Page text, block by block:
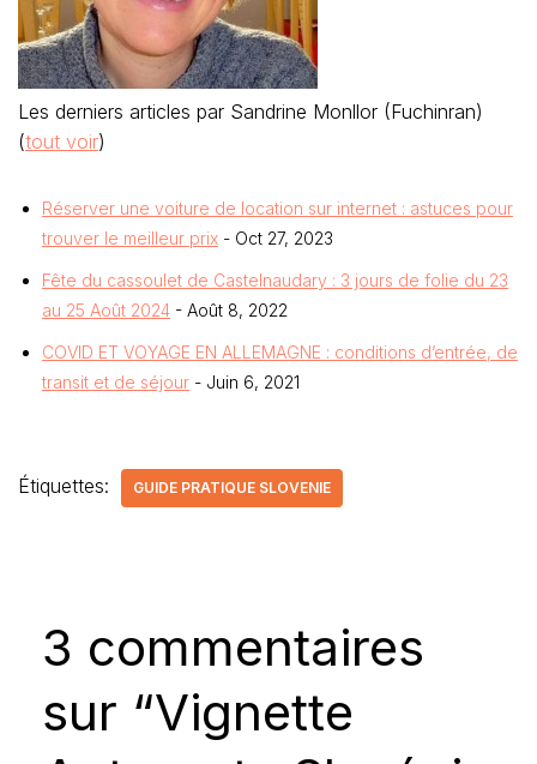
Les derniers articles par Sandrine Monllor (Fuchinran)
(tout voir)
Réserver une voiture de location sur internet : astuces pour
trouver le meilleur prix - Oct 27, 2023
Fête du cassoulet de Castelnaudary : 3 jours de folie du 23
au 25 Août 2024 - Août 8, 2022
COVID ET VOYAGE EN ALLEMAGNE : conditions d’entrée, de
transit et de séjour - Juin 6, 2021
Étiquettes: GUIDE PRATIQUE SLOVENIE
3 commentaires
sur “Vignette